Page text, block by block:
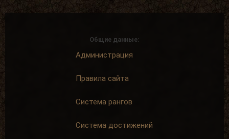
Общие данные:
Администрация
Правила сайта
Система рангов
Система достижений